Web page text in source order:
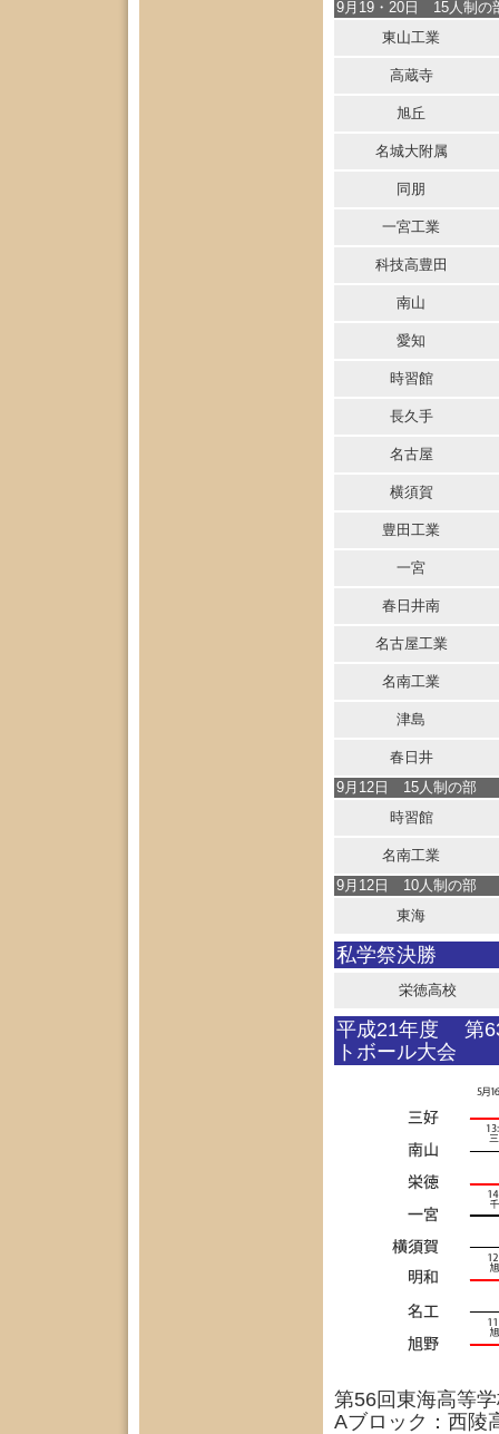
9月19・20日 15人制の
東山工業
高蔵寺
旭丘
名城大附属
同朋
一宮工業
科技高豊田
南山
愛知
時習館
長久手
名古屋
横須賀
豊田工業
一宮
春日井南
名古屋工業
名南工業
津島
春日井
9月12日 15人制の部
時習館
名南工業
9月12日 10人制の部
東海
私学祭決勝
栄徳高校
平成21年度 第
トボール大会
第56回東海高等
Aブロック：西